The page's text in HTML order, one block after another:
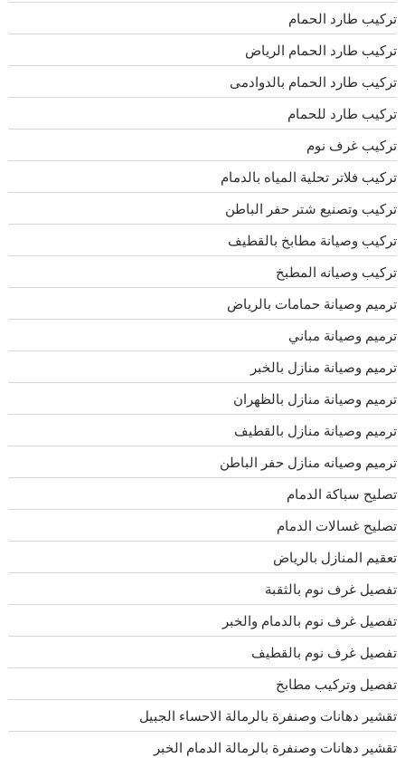
تركيب طارد الحمام
تركيب طارد الحمام الرياض
تركيب طارد الحمام بالدوادمى
تركيب طارد للحمام
تركيب غرف نوم
تركيب فلاتر تحلية المياه بالدمام
تركيب وتصنيع شتر حفر الباطن
تركيب وصيانة مطابخ بالقطيف
تركيب وصيانه المطبخ
ترميم وصيانة حمامات بالرياض
ترميم وصيانة مباني
ترميم وصيانة منازل بالخبر
ترميم وصيانة منازل بالظهران
ترميم وصيانة منازل بالقطيف
ترميم وصيانه منازل حفر الباطن
تصليح سباكة الدمام
تصليح غسالات الدمام
تعقيم المنازل بالرياض
تفصيل غرف نوم بالثقبة
تفصيل غرف نوم بالدمام والخبر
تفصيل غرف نوم بالقطيف
تفصيل وتركيب مطابخ
تقشير دهانات وصنفرة بالرمالة الاحساء الجبيل
تقشير دهانات وصنفرة بالرمالة الدمام الخبر